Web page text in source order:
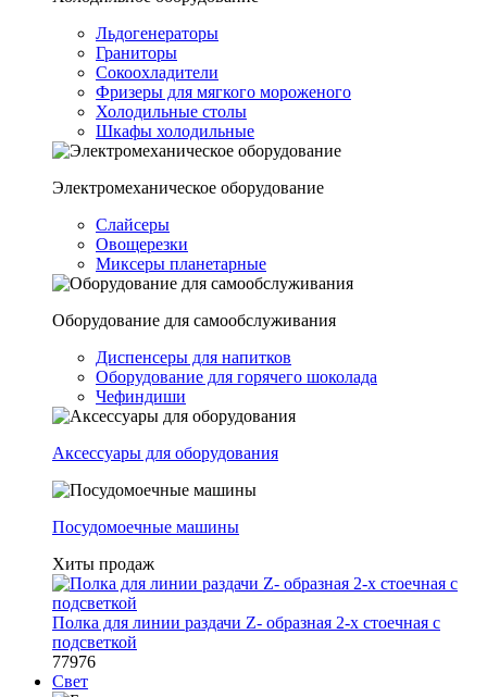
Льдогенераторы
Граниторы
Сокоохладители
Фризеры для мягкого мороженого
Холодильные столы
Шкафы холодильные
Электромеханическое оборудование
Слайсеры
Овощерезки
Миксеры планетарные
Оборудование для самообслуживания
Диспенсеры для напитков
Оборудование для горячего шоколада
Чефиндиши
Аксессуары для оборудования
Посудомоечные машины
Хиты продаж
Полка для линии раздачи Z- образная 2-х стоечная с
подсветкой
77976
Свет